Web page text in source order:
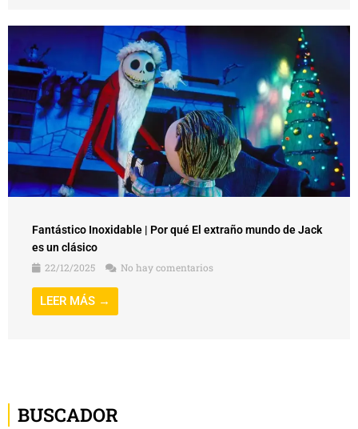
Fantástico Inoxidable | Por qué El extraño mundo de Jack
es un clásico
22/12/2025
No hay comentarios
LEER MÁS →
BUSCADOR